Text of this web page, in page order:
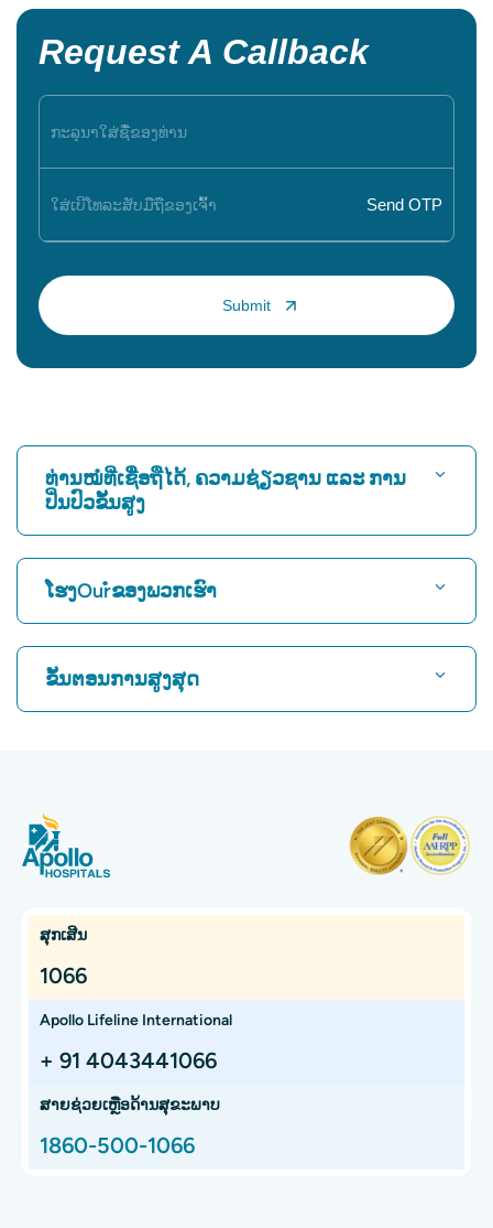
Request A Callback
ທ່ານໝໍທີ່ເຊື່ອຖືໄດ້, ຄວາມຊ່ຽວຊານ ແລະ ການ
ປິ່ນປົວຂັ້ນສູງ
ຊອກຫາໂຮງ ໝໍ
ຊອກຫາແພດຫົວໃຈ
ຊອກຫາແພດຊ່ຽວຊານດ້ານກະດູກ
ຊອກຫາແພດຊ່ຽວຊານດ້ານກະເພາະອາຫານ
ຊອກຫາແພດຜ່າຕັດປ່ຽນຖ່າຍອະໄວຍະວະ
ຊອກຫາຜູ້ຊ່ຽວຊານດ້ານຫູ ດັງ ດັງ ແລະ ດັງ
ໂຮງOurໍຂອງພວກເຮົາ
ໂຮງໝໍທີ່ດີທີ່ສຸດໃນ Greams Road, Chennai
ໂຮງໝໍທີ່ດີທີ່ສຸດໃນ Teynampet, Chennai
ໂຮງໝໍທີ່ດີທີ່ສຸດໃນ OMR, Chennai
ໂຮງໝໍມະເຮັງທີ່ດີທີ່ສຸດໃນ Bhat, Gandhinagar, Ahmedabad
ໂຮງໝໍມະເຮັງທີ່ດີທີ່ສຸດໃນເມືອງອີເລັກໂທຣນິກ, ບັງກາລໍ
ໂຮງໝໍມະເຮັງທີ່ດີທີ່ສຸດໃນ HSR Layout, Bangalore
ສູນມະເຮັງໂປຣຕອນທີ່ດີທີ່ສຸດໃນ Chennai
ໂຮງໝໍເດັກທີ່ດີທີ່ສຸດໃນ Thousand Lights, Chennai
ຂັ້ນຕອນການສູງສຸດ
Laparoscopic Cholecystectomy
ການຕັດມົດລູກ
Kidney Transplant
Extracorporeal Shockwave Lithotripsy
ການປັ້ນປອດ
ສະໂພກ Arthroscopy
Total Hip Replacement
ສຸກເສີນ
1066
Apollo Lifeline International
+ 91 4043441066
ສາຍຊ່ວຍເຫຼືອດ້ານສຸຂະພາບ
1860-500-1066